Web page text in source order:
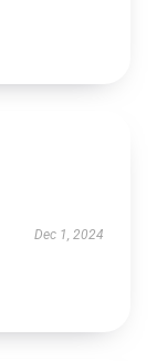
Dec 1, 2024